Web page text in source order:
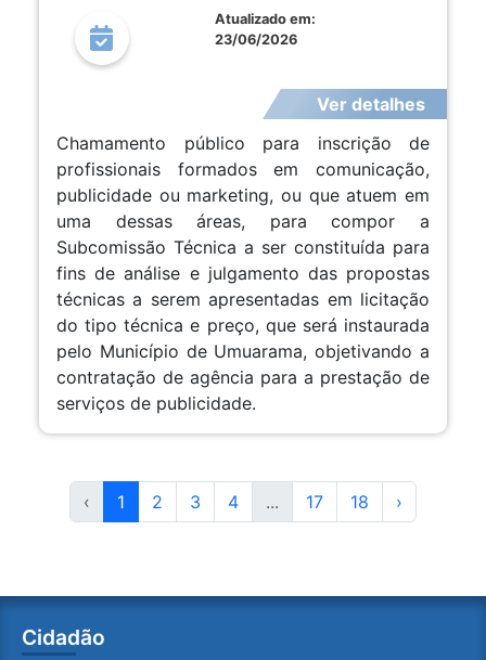
Atualizado em:
23/06/2026
Ver detalhes
Chamamento público para inscrição de
profissionais formados em comunicação,
publicidade ou marketing, ou que atuem em
uma dessas áreas, para compor a
Subcomissão Técnica a ser constituída para
fins de análise e julgamento das propostas
técnicas a serem apresentadas em licitação
do tipo técnica e preço, que será instaurada
pelo Município de Umuarama, objetivando a
contratação de agência para a prestação de
serviços de publicidade.
‹ 1 2 3 4 ... 17 18 ›
Cidadão